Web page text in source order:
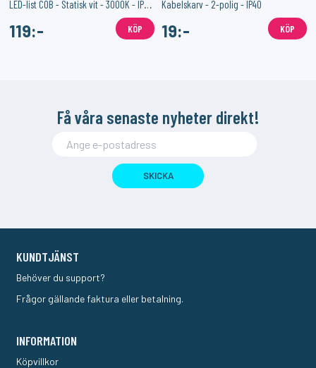
LED-list COB - Statisk vit - 3000K - IP20 - 24V - 320 LED/m
119:- KÖP
Kabelskarv - 2-polig - IP40
19:- KÖP
Få våra senaste nyheter direkt!
SKICKA
KUNDTJÄNST
Behöver du support?
Frågor gällande faktura eller betalning.
INFORMATION
Köpvillkor